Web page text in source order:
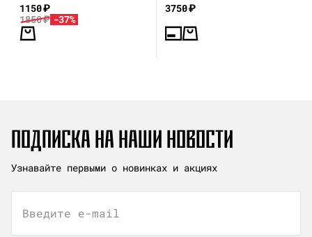
1150₽
1850₽ -37%
3750₽
ПОДПИСКА НА НАШИ НОВОСТИ
Узнавайте первыми о новинках и акциях
Введите e-mail